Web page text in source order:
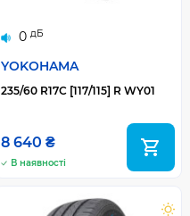
0 дБ
YOKOHAMA
235/60 R17С [117/115] R WY01
8 640 ₴
В наявності